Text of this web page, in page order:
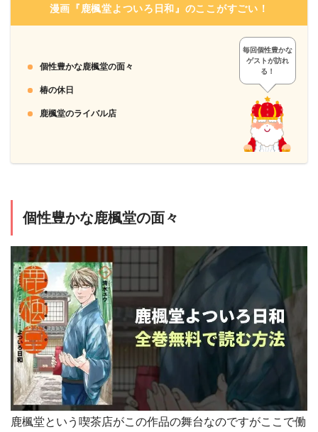
「月額メニュー」ならクレジット決済かキャリア決済、
「PayPay」「LINE Pay」「Apple Pay」「d払い」「PayPal」
「楽天Edy」「BitCash」「NET CASH」「楽天ペイ」
「WebMoney」「Amazon Pay」「Yahoo!ウォレット」も利用
ポイントを獲得し、好きな漫画を購入します
コミックシーモアではポイントをそのまま買うより月額メニ
ューを利用したほうが遥かにお得です。月額登録して即解約
する裏技は本家公認になっています。
「コミックシーモア」は月額メニュー以外は都度課金なの
で、アカウントを削除しなくても勝手にお金が引き落とされ
＞＞「コミックシーモア」に会員登録する
漫画『鹿楓堂よついろ日和』のここがすごい！
個性豊かな鹿楓堂の面々
椿の休日
鹿楓堂のライバル店
毎回個性豊かな
ゲストが訪れ
る！
個性豊かな鹿楓堂の面々
鹿楓堂という喫茶店がこの作品の舞台なのですがここで働